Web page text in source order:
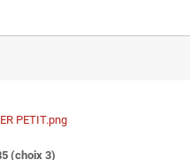
(choix 3)